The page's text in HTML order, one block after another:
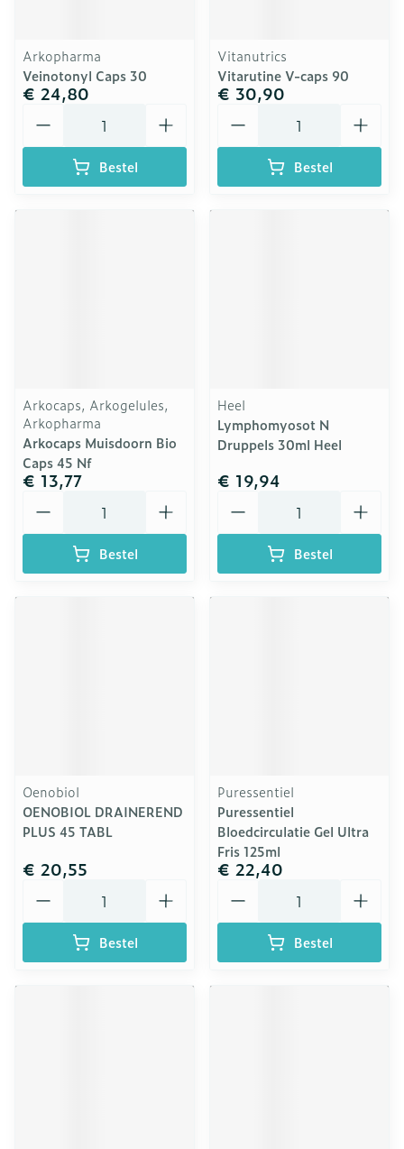
Arkopharma
Veinotonyl Caps 30
€ 24,80
Bestel
Vitanutrics
Vitarutine V-caps 90
€ 30,90
Bestel
Arkocaps, Arkogelules,
Arkopharma
Arkocaps Muisdoorn Bio
Caps 45 Nf
€ 13,77
Bestel
Heel
Lymphomyosot N
Druppels 30ml Heel
€ 19,94
Bestel
Oenobiol
OENOBIOL DRAINEREND
PLUS 45 TABL
€ 20,55
Bestel
Puressentiel
Puressentiel
Bloedcirculatie Gel Ultra
Fris 125ml
€ 22,40
Bestel